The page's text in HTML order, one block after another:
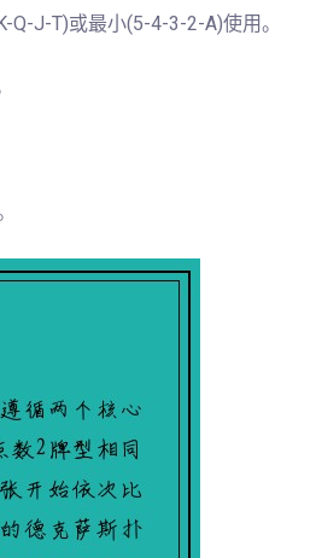
J-T)或最小(5-4-3-2-A)使用。